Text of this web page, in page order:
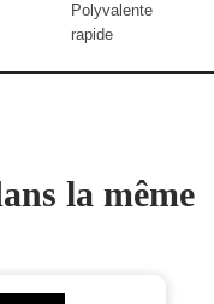
Polyvalente
rapide
la même